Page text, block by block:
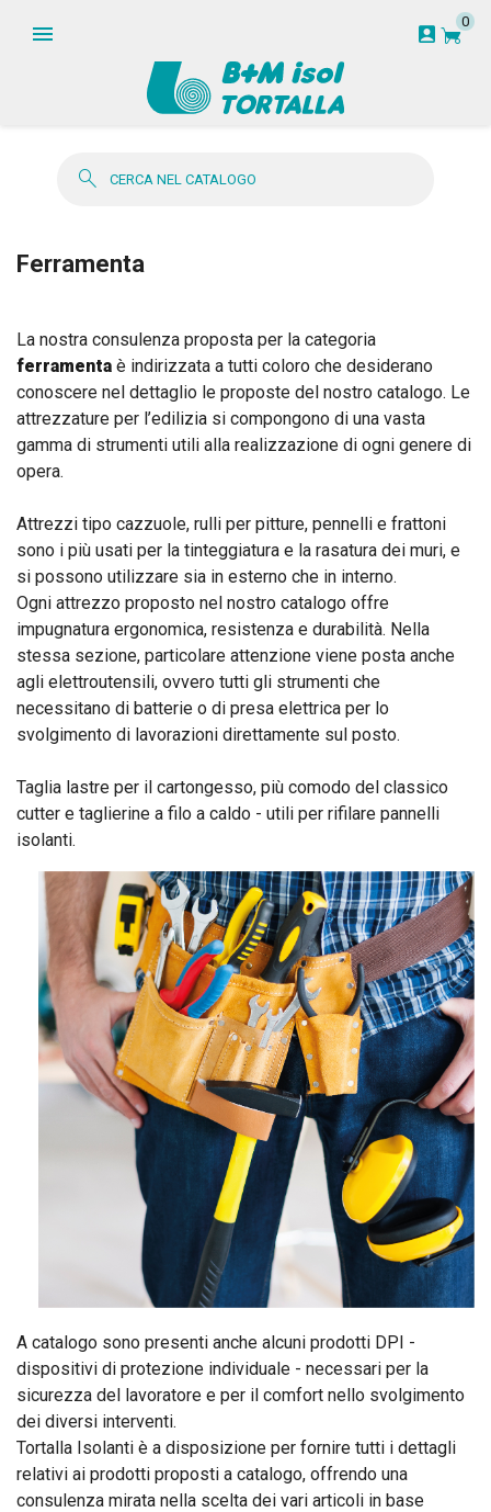
account_box garden_cart0
search
Ferramenta
La nostra consulenza proposta per la categoria
ferramenta è indirizzata a tutti coloro che desiderano
conoscere nel dettaglio le proposte del nostro catalogo. Le
attrezzature per l’edilizia si compongono di una vasta
gamma di strumenti utili alla realizzazione di ogni genere di
opera.
Attrezzi tipo cazzuole, rulli per pitture, pennelli e frattoni
sono i più usati per la tinteggiatura e la rasatura dei muri, e
si possono utilizzare sia in esterno che in interno.
Ogni attrezzo proposto nel nostro catalogo offre
impugnatura ergonomica, resistenza e durabilità. Nella
stessa sezione, particolare attenzione viene posta anche
agli elettroutensili, ovvero tutti gli strumenti che
necessitano di batterie o di presa elettrica per lo
svolgimento di lavorazioni direttamente sul posto.
Taglia lastre per il cartongesso, più comodo del classico
cutter e taglierine a filo a caldo - utili per rifilare pannelli
isolanti.
A catalogo sono presenti anche alcuni prodotti DPI -
dispositivi di protezione individuale - necessari per la
sicurezza del lavoratore e per il comfort nello svolgimento
dei diversi interventi.
Tortalla Isolanti è a disposizione per fornire tutti i dettagli
relativi ai prodotti proposti a catalogo, offrendo una
consulenza mirata nella scelta dei vari articoli in base